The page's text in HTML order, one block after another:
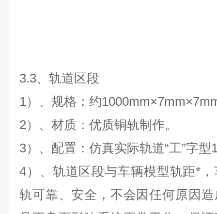
3.3、轨道区段
1）、规格：约
2）、材质：优质铜轨制作。
3）、配置：仿真实际轨道“工”字型
4）、轨道区段与车辆模型轨距*
轨可靠、安全，不会因任何原因